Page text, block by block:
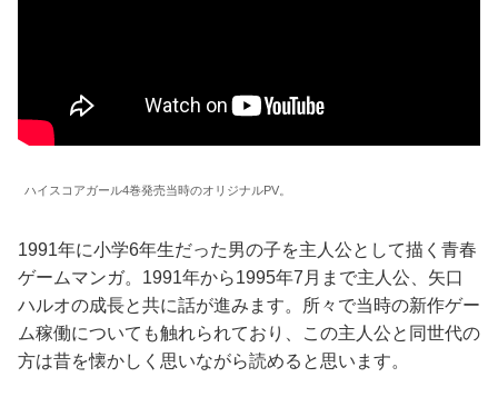
ハイスコアガール4巻発売当時のオリジナルPV。
1991年に小学6年生だった男の子を主人公として描く青春
ゲームマンガ。1991年から1995年7月まで主人公、矢口
ハルオの成長と共に話が進みます。所々で当時の新作ゲー
ム稼働についても触れられており、この主人公と同世代の
方は昔を懐かしく思いながら読めると思います。